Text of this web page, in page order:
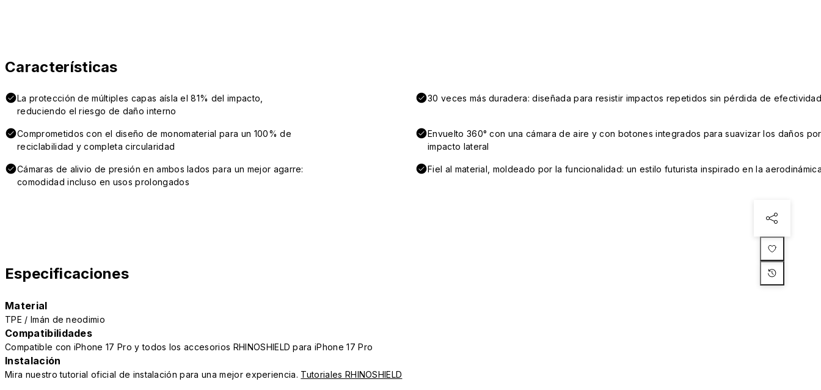
Características
La protección de múltiples capas aísla el 81% del impacto,
reduciendo el riesgo de daño interno
30 veces más duradera: diseñada para resistir impactos repetidos sin pérdida de
Comprometidos con el diseño de monomaterial para un 100% de
reciclabilidad y completa circularidad
Envuelto 360° con una cámara de aire y con botones integrados para suavizar los daños por
impacto lateral
Cámaras de alivio de presión en ambos lados para un mejor agarre:
comodidad incluso en usos prolongados
Fiel al material, moldeado por la funcionalidad: un estilo futurista inspirado en la
Especificaciones
Material
TPE / Imán de neodimio
Compatibilidades
Compatible con iPhone 17 Pro y todos los accesorios RHINOSHIELD para iPhone 17 Pro
Instalación
Mira nuestro tutorial oficial de instalación para una mejor experiencia. Tutoriales RHINOSHIELD